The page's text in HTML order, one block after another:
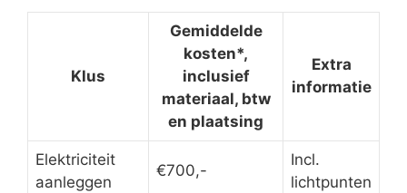
Klus
Gemiddelde
kosten*,
inclusief
materiaal, btw
en plaatsing
Extra
informatie
Elektriciteit
aanleggen
€700,-
Incl.
lichtpunten